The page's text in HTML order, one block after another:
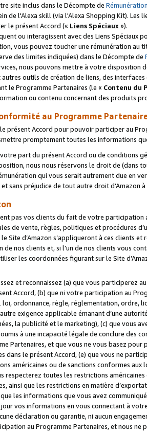
site inclus dans le Décompte de
de l'Alexa skill (via l'Alexa Shopping Kit).
le présent Accord (« Liens Spéciaux»).
ou interagissent avec des Liens Spéciaux
vous pouvez toucher une rémunération
des limites indiquées) dans le Décompte de
nous pouvons mettre à votre disposition
outils de création de liens, des
le Programme Partenaires (le « Contenu du
ou contenu concernant des produits
au Programme
présent Accord pour pouvoir participer au
promptement toutes les informations
part du présent Accord ou de conditions
nous nous réservons le droit de (dans
qui vous serait autrement due en
sans préjudice de tout autre droit
pas vos clients du fait de votre
de vente, règles, politiques et procédures
Site d’Amazon s’appliqueront à ces clients
de nos clients et, si l’un de nos clients vous
les coordonnées figurant sur le Site
et reconnaissez (a) que vous participerez
Accord, (b) que ni votre participation au
loi, ordonnance, règle, réglementation, ordre,
exigence applicable émanant d’une
la publicité et le marketing), (c) que vous
à une incapacité légale de conclure des
Partenaires, et que vous ne vous basez
dans le présent Accord, (e) que vous ne
américaines ou de sanctions conformes
respecterez toutes les restrictions
ainsi que les restrictions en matière
les informations que vous avez
vos informations en vous connectant à
déclaration ou garantie, ni aucun
au Programme Partenaires, et nous